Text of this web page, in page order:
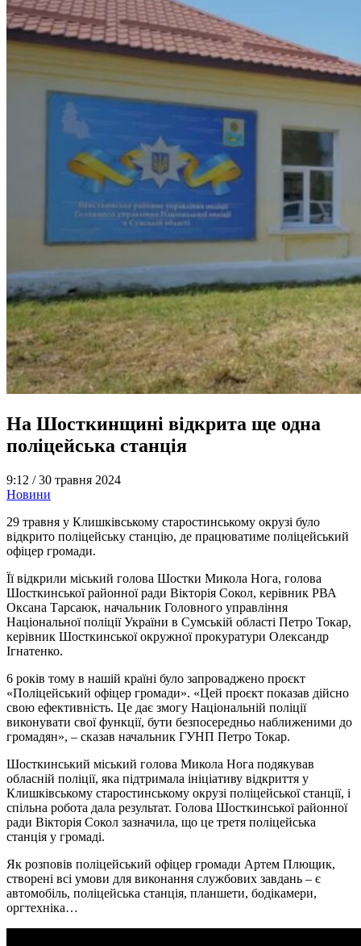
На Шосткинщині відкрита ще одна
поліцейська станція
9:12 /30 травня 2024
Новини
29 травня у Клишківському старостинському окрузі було
відкрито поліцейську станцію, де працюватиме поліцейський
офіцер громади.
Її відкрили міський голова Шостки Микола Нога, голова
Шосткинської районної ради Вікторія Сокол, керівник РВА
Оксана Тарсаюк, начальник Головного управління
Національної поліції України в Сумській області Петро Токар,
керівник Шосткинської окружної прокуратури Олександр
Ігнатенко.
6 років тому в нашій країні було запроваджено проєкт
«Поліцейський офіцер громади». «Цей проєкт показав дійсно
свою ефективність. Це дає змогу Національній поліції
виконувати свої функції, бути безпосередньо наближеними до
громадян», – сказав начальник ГУНП Петро Токар.
Шосткинський міський голова Микола Нога подякував
обласній поліції, яка підтримала ініціативу відкриття у
Клишківському старостинському окрузі поліцейської станції, і
спільна робота дала результат. Голова Шосткинської районної
ради Вікторія Сокол зазначила, що це третя поліцейська
станція у громаді.
Як розповів поліцейський офіцер громади Артем Плющик,
створені всі умови для виконання службових завдань – є
автомобіль, поліцейська станція, планшети, бодікамери,
оргтехніка…